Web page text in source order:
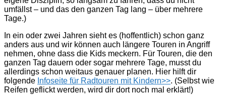
umfällst – und das den ganzen Tag lang – über mehrere
Tage.)
In ein oder zwei Jahren sieht es (hoffentlich) schon ganz
anders aus und wir können auch längere Touren in Angriff
nehmen, ohne dass die Kids meckern. Für Touren, die den
ganzen Tag dauern oder sogar mehrere Tage, musst du
allerdings schon weitaus genauer planen. Hier hilft dir
folgende Infoseite für Radtouren mit Kindern>>. (Selbst wie
Reifen geflickt werden, wird dir dort noch mal erklärt!)